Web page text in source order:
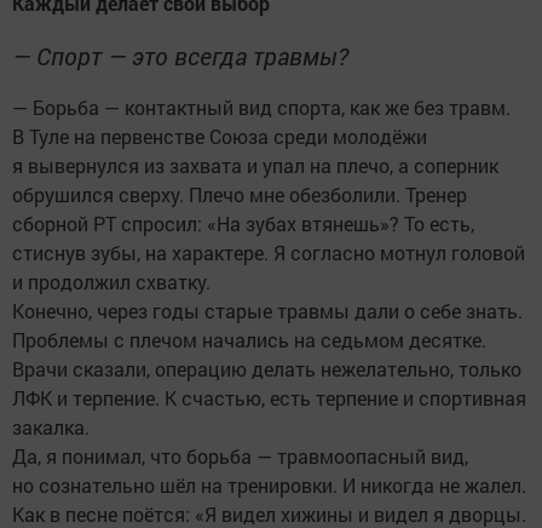
— Спорт — это всегда травмы?
— Борьба — контактный вид спорта, как же без травм.
В Туле на первенстве Союза среди молодёжи
я вывернулся из захвата и упал на плечо, а соперник
обрушился сверху. Плечо мне обезболили. Тренер
сборной РТ спросил: «На зубах втянешь»? То есть,
стиснув зубы, на характере. Я согласно мотнул головой
и продолжил схватку.
Конечно, через годы старые травмы дали о себе знать.
Проблемы с плечом начались на седьмом десятке.
Врачи сказали, операцию делать нежелательно, только
ЛФК и терпение. К счастью, есть терпение и спортивная
закалка.
Да, я понимал, что борьба — травмоопасный вид,
но сознательно шёл на тренировки. И никогда не жалел.
Как в песне поётся: «Я видел хижины и видел я дворцы.